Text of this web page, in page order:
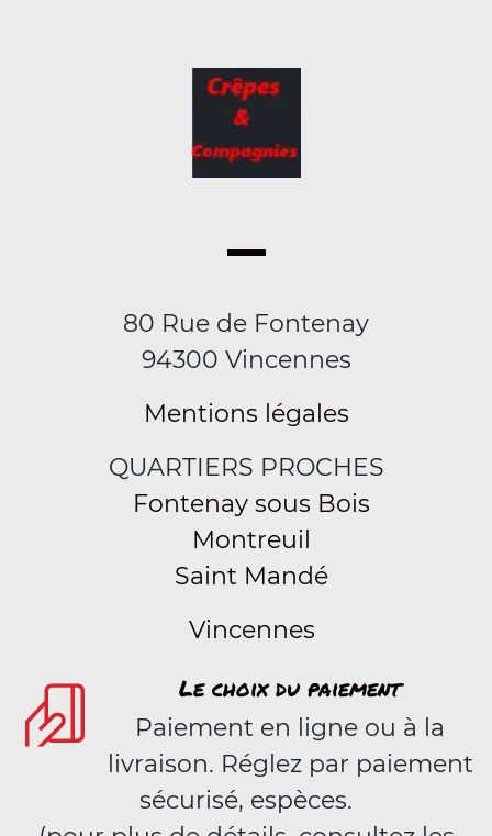
80 Rue de Fontenay
94300 Vincennes
Mentions légales
QUARTIERS PROCHES
Fontenay sous Bois
Montreuil
Saint Mandé
Vincennes
Le choix du paiement
Paiement en ligne ou à la
livraison. Réglez par paiement
sécurisé, espèces.